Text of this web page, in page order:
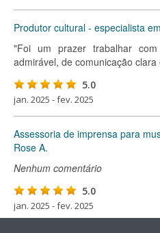
Produtor cultural - especialista
"Foi um prazer trabalhar
admirável, de comunicação
5.0
jan. 2025 - fev. 2025
Assessoria de imprensa para
Rose A.
Nenhum comentário
5.0
jan. 2025 - fev. 2025